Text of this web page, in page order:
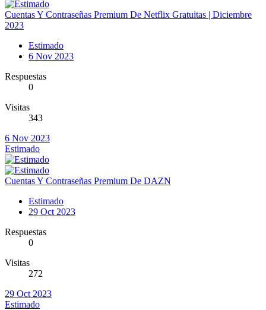
Cuentas Y Contraseñas Premium De Netflix Gratuitas | Diciembre
2023
Estimado
6 Nov 2023
Respuestas
0
Visitas
343
6 Nov 2023
Estimado
Cuentas Y Contraseñas Premium De DAZN
Estimado
29 Oct 2023
Respuestas
0
Visitas
272
29 Oct 2023
Estimado